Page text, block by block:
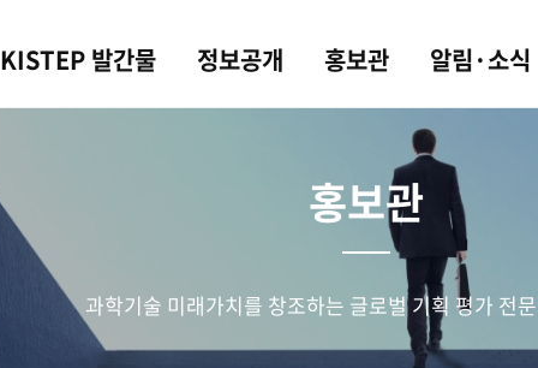
KISTEP 발간물 정보공개 홍보관 알림·소식
홍보관
과학기술 미래가치를 창조하는 글로벌 기획 평가 전